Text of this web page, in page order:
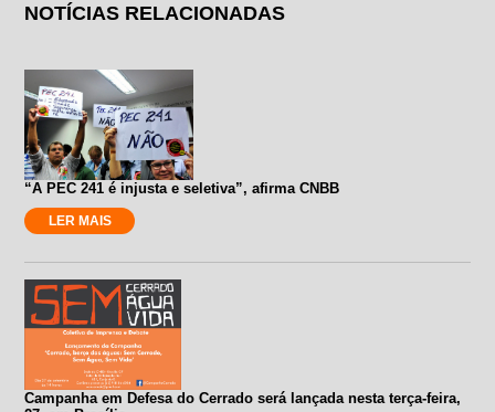
NOTÍCIAS RELACIONADAS
“A PEC 241 é injusta e seletiva”, afirma CNBB
LER MAIS
Campanha em Defesa do Cerrado será lançada nesta terça-feira,